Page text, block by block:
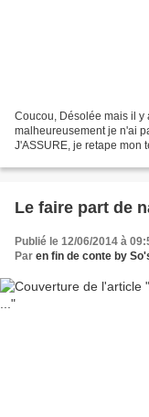
Coucou, Désolée mais il y
malheureusement je n'ai
J'ASSURE, je retape mon
Le faire part de
Publié le 12/06/2014 à
Par en fin de conte by